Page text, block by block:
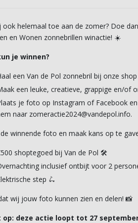
ook helemaal toe aan de zomer? Doe
en Wonen zonnebrillen winactie! ☀️
je winnen?
een Van de Pol zonnebril bij onze
een leuke, creatieve, grappige en/of
je foto op Instagram of Facebook
naar zomeractie2024@vandepol.info.
winnende foto en maak kans op te
shoptegoed bij Van de Pol 🛠
inclusief ontbijt voor 2
step 🛴
wij jouw foto kunnen zien en delen! 📸
op: deze actie loopt tot 27